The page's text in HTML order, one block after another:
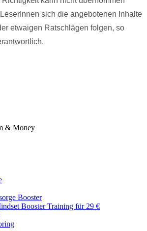
sich die angebotenen Inhalte
etwaigen Ratschlägen folgen, so
& Money
Booster
Booster Training für 29 €